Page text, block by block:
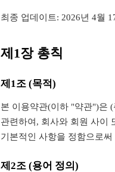
최종 업데이트: 2026년 4월
제1장 총칙
제1조 (목적)
본 이용약관(이하 "약관")은
관련하여, 회사와 회원 사이
기본적인 사항을 정함으로
제2조 (용어 정의)